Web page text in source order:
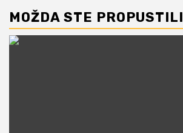
MOŽDA STE PROPUSTILI